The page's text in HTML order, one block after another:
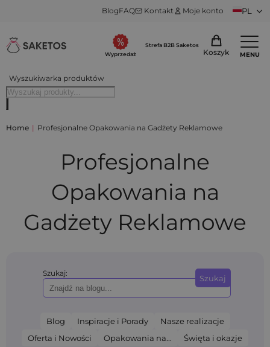
BlogFAQ Kontakt Moje konto PL
Wyszukiwarka produktów
Wyprzedaż
Strefa B2B Saketos
Koszyk MENU
Home | Profesjonalne Opakowania na Gadżety Reklamowe
Profesjonalne
Opakowania na
Gadżety Reklamowe
Szukaj: Szukaj
Blog Inspiracje i Porady
Nasze realizacje
Oferta i Nowości
Opakowania na... Święta i okazje